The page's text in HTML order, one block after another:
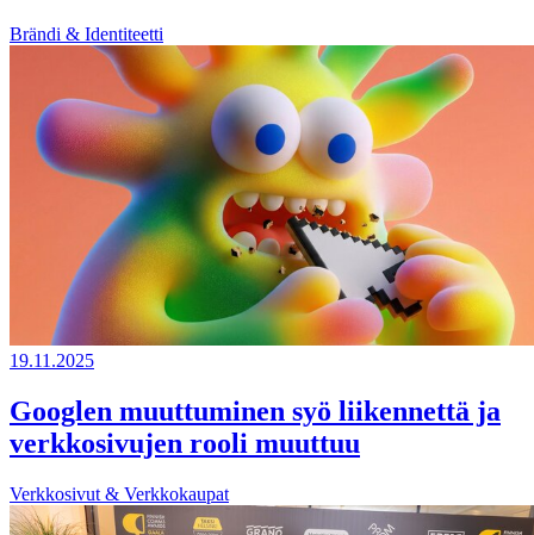
Brändi & Identiteetti
19.11.2025
Googlen muuttuminen syö liikennettä ja
verkkosivujen rooli muuttuu
Verkkosivut & Verkkokaupat